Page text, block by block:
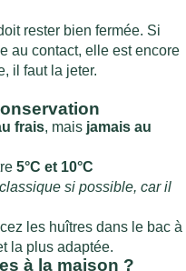
rester bien fermée. Si
au contact, elle est encore
il faut la jeter.
frais, mais jamais au
5°C et 10°C
si possible, car il
les huîtres dans le bac à
la plus adaptée.
à la maison ?